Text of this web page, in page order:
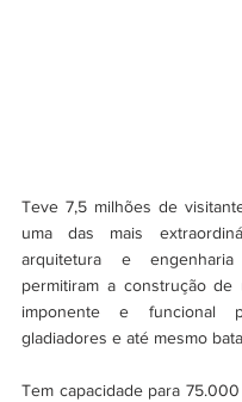
Teve 7,5 milhões de
uma das mais
arquitetura e
permitiram a construção de
imponente e funcional
gladiadores e até mesmo
Tem capacidade para